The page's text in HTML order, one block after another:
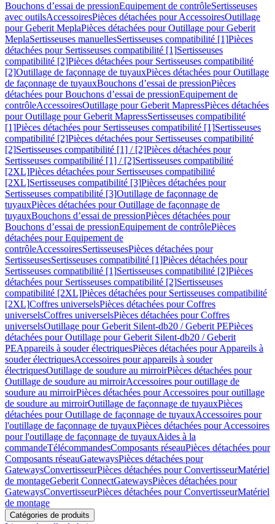
Bouchons d’essai de pressionEquipement de contrôleSertisseuses
avec outilsAccessoiresPièces détachées pour AccessoiresOutillage
pour Geberit MeplaPièces détachées pour Outillage pour Geberit
MeplaSertisseuses manuellesSertisseuses compatibilité [1]Pièces
détachées pour Sertisseuses compatibilité [1]Sertisseuses
compatibilité [2]Pièces détachées pour Sertisseuses compatibilité
[2]Outillage de façonnage de tuyauxPièces détachées pour Outillage
de façonnage de tuyauxBouchons d’essai de pressionPièces
détachées pour Bouchons d’essai de pressionEquipement de
contrôleAccessoiresOutillage pour Geberit MapressPièces détachées
pour Outillage pour Geberit MapressSertisseuses compatibilité
[1]Pièces détachées pour Sertisseuses compatibilité [1]Sertisseuses
compatibilité [2]Pièces détachées pour Sertisseuses compatibilité
[2]Sertisseuses compatibilité [1] / [2]Pièces détachées pour
Sertisseuses compatibilité [1] / [2]Sertisseuses compatibilité
[2XL]Pièces détachées pour Sertisseuses compatibilité
[2XL]Sertisseuses compatibilité [3]Pièces détachées pour
Sertisseuses compatibilité [3]Outillage de façonnage de
tuyauxPièces détachées pour Outillage de façonnage de
tuyauxBouchons d’essai de pressionPièces détachées pour
Bouchons d’essai de pressionEquipement de contrôlePièces
détachées pour Equipement de
contrôleAccessoiresSertisseusesPièces détachées pour
SertisseusesSertisseuses compatibilité [1]Pièces détachées pour
Sertisseuses compatibilité [1]Sertisseuses compatibilité [2]Pièces
détachées pour Sertisseuses compatibilité [2]Sertisseuses
compatibilité [2XL]Pièces détachées pour Sertisseuses compatibilité
[2XL]Coffres universelsPièces détachées pour Coffres
universelsCoffres universelsPièces détachées pour Coffres
universelsOutillage pour Geberit Silent-db20 / Geberit PEPièces
détachées pour Outillage pour Geberit Silent-db20 / Geberit
PEAppareils à souder électriquesPièces détachées pour Appareils à
souder électriquesAccessoires pour appareils à souder
électriquesOutillage de soudure au mirroirPièces détachées pour
Outillage de soudure au mirroirAccessoires pour outillage de
soudure au mirroirPièces détachées pour Accessoires pour outillage
de soudure au mirroirOutillage de façonnage de tuyauxPièces
détachées pour Outillage de façonnage de tuyauxAccessoires pour
l'outillage de façonnage de tuyauxPièces détachées pour Accessoires
pour l'outillage de façonnage de tuyauxAides à la
commandeTélécommandesComposants réseauPièces détachées pour
Composants réseauGatewaysPièces détachées pour
GatewaysConvertisseurPièces détachées pour ConvertisseurMatériel
de montageGeberit ConnectGatewaysPièces détachées pour
GatewaysConvertisseurPièces détachées pour ConvertisseurMatériel
de montage
Catégories de produits